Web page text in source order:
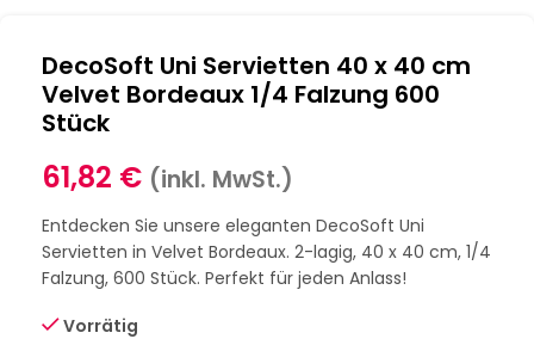
DecoSoft Uni Servietten 40 x 40 cm
Velvet Bordeaux 1/4 Falzung 600
Stück
61,82 € (inkl. MwSt.)
Entdecken Sie unsere eleganten DecoSoft Uni
Servietten in Velvet Bordeaux. 2-lagig, 40 x 40 cm, 1/4
Falzung, 600 Stück. Perfekt für jeden Anlass!
Vorrätig